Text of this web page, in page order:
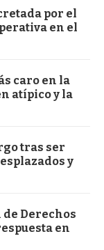
por el
en el
caro en la
atípico y la
tras ser
y
Derechos
en